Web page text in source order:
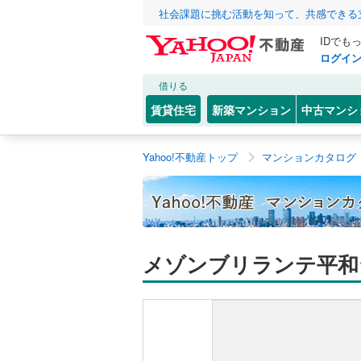
社会課題に挑む活動を知って、共感でき
IDでも
ログイン
借りる
賃貸住宅 新築マンション 中古マンシ
Yahoo!不動産トップ マンションカタログ
メゾンブリランテ平